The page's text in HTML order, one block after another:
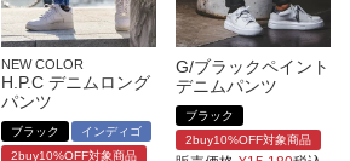
NEW COLOR
H.P.C デニムロング
パンツ
ブラック
インディゴ
2buy10%OFF対象商品
G/ブラックペイント
デニムパンツ
ブラック
2buy10%OFF対象商品